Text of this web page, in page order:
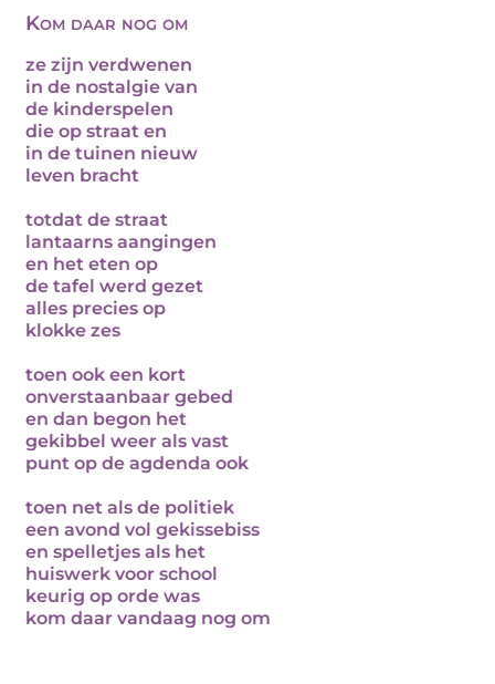
Kom daar nog om
ze zijn verdwenen
in de nostalgie van
de kinderspelen
die op straat en
in de tuinen nieuw
leven bracht
totdat de straat
lantaarns aangingen
en het eten op
de tafel werd gezet
alles precies op
klokke zes
toen ook een kort
onverstaanbaar gebed
en dan begon het
gekibbel weer als vast
punt op de agdenda ook
toen net als de politiek
een avond vol gekissebiss
en spelletjes als het
huiswerk voor school
keurig op orde was
kom daar vandaag nog om